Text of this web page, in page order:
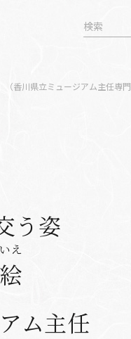
（香川県立ミュージアム主任専
う姿
え
ム主任